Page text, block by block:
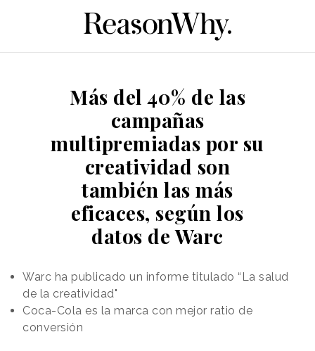
Más del 40% de las
campañas
multipremiadas por su
creatividad son
también las más
eficaces, según los
datos de Warc
Warc ha publicado un informe titulado “La salud
de la creatividad"
Coca-Cola es la marca con mejor ratio de
conversión